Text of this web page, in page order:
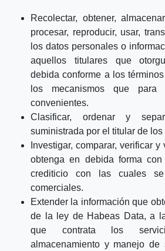
Recolectar, obtener,
procesar, reproducir, usar,
los datos personales o
aquellos titulares que
debida conforme a los
los mecanismos que para
convenientes.
Clasificar, ordenar y
suministrada por el titular de los
Investigar, comparar, verificar
obtenga en debida forma
crediticio con las cuales
comerciales.
Extender la información que
de la ley de Habeas Data, a
que contrata los
almacenamiento y manejo